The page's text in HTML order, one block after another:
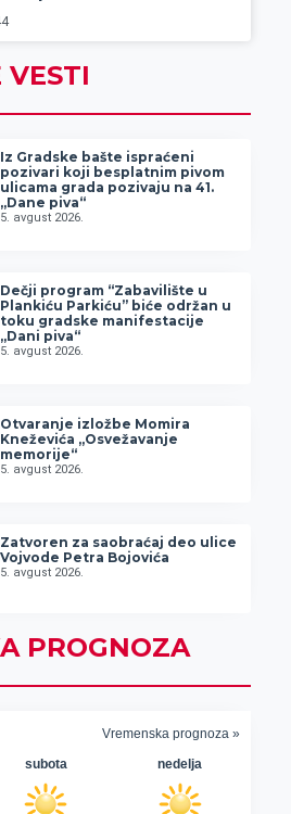
VESTI
Iz Gradske bašte ispraćeni
pozivari koji besplatnim pivom
ulicama grada pozivaju na 41.
„Dane piva“
5. avgust 2026.
Dečji program “Zabavilište u
Plankiću Parkiću” biće održan u
toku gradske manifestacije
„Dani piva“
5. avgust 2026.
Otvaranje izložbe Momira
Kneževića „Osvežavanje
memorije“
5. avgust 2026.
Zatvoren za saobraćaj deo ulice
Vojvode Petra Bojovića
5. avgust 2026.
PROGNOZA